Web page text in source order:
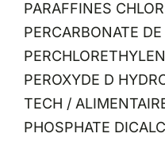
PARAFFINES
PERCARBONATE
PEROXYDE D
TECH /
PHOSPHATE